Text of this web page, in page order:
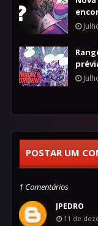
POSTAR UM
1 Comentários
JPEDRO
11 de